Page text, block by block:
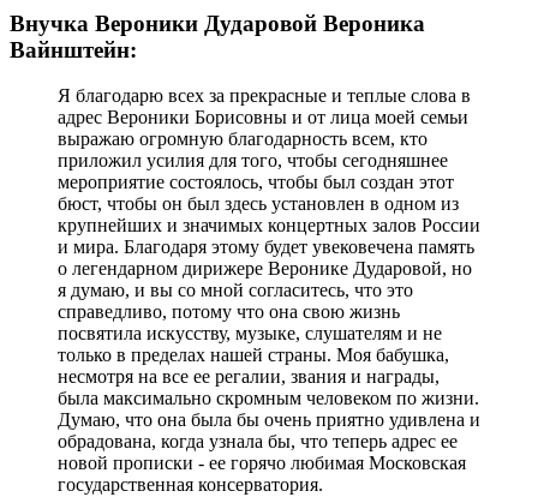
Внучка Вероники Дударовой Вероника
Вайнштейн:
Я благодарю всех за прекрасные и теплые слова в
адрес Вероники Борисовны и от лица моей семьи
выражаю огромную благодарность всем, кто
приложил усилия для того, чтобы сегодняшнее
мероприятие состоялось, чтобы был создан этот
бюст, чтобы он был здесь установлен в одном из
крупнейших и значимых концертных залов России
и мира. Благодаря этому будет увековечена память
о легендарном дирижере Веронике Дударовой, но
я думаю, и вы со мной согласитесь, что это
справедливо, потому что она свою жизнь
посвятила искусству, музыке, слушателям и не
только в пределах нашей страны. Моя бабушка,
несмотря на все ее регалии, звания и награды,
была максимально скромным человеком по жизни.
Думаю, что она была бы очень приятно удивлена и
обрадована, когда узнала бы, что теперь адрес ее
новой прописки - ее горячо любимая Московская
государственная консерватория.